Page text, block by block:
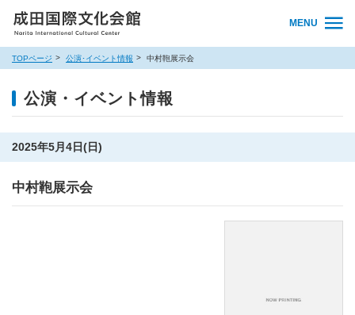
MENU
TOPページ 公演･イベント情報 中村鞄展示会
公演・イベント情報
2025年5月4日(日)
中村鞄展示会